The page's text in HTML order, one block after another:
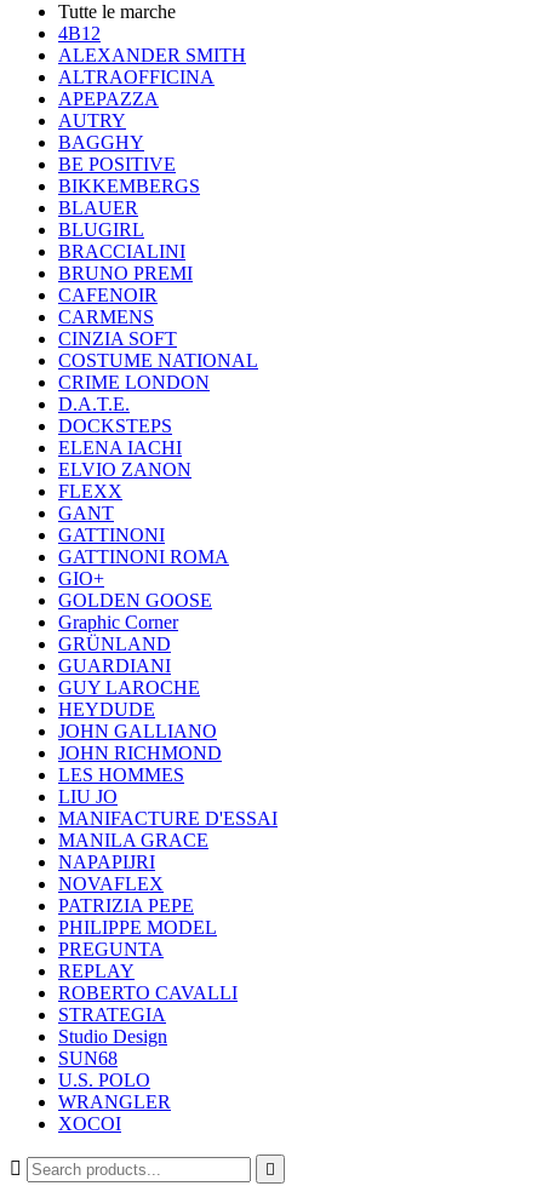
Tutte le marche
4B12
ALEXANDER SMITH
ALTRAOFFICINA
APEPAZZA
AUTRY
BAGGHY
BE POSITIVE
BIKKEMBERGS
BLAUER
BLUGIRL
BRACCIALINI
BRUNO PREMI
CAFENOIR
CARMENS
CINZIA SOFT
COSTUME NATIONAL
CRIME LONDON
D.A.T.E.
DOCKSTEPS
ELENA IACHI
ELVIO ZANON
FLEXX
GANT
GATTINONI
GATTINONI ROMA
GIO+
GOLDEN GOOSE
Graphic Corner
GRÜNLAND
GUARDIANI
GUY LAROCHE
HEYDUDE
JOHN GALLIANO
JOHN RICHMOND
LES HOMMES
LIU JO
MANIFACTURE D'ESSAI
MANILA GRACE
NAPAPIJRI
NOVAFLEX
PATRIZIA PEPE
PHILIPPE MODEL
PREGUNTA
REPLAY
ROBERTO CAVALLI
STRATEGIA
Studio Design
SUN68
U.S. POLO
WRANGLER
XOCOI
 